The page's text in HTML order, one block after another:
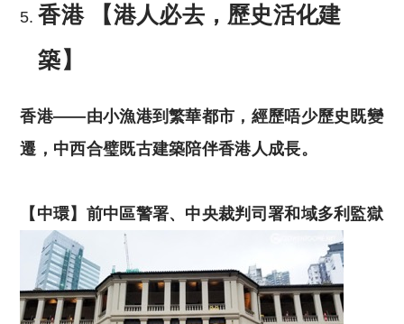
香港
【港人必去，歷史活化建
築】
香港——由小漁港到繁華都市，經歷唔少歷史既變
遷，中西合璧既古建築陪伴香港人成長。
【中環】前中區警署、中央裁判司署和域多利監獄